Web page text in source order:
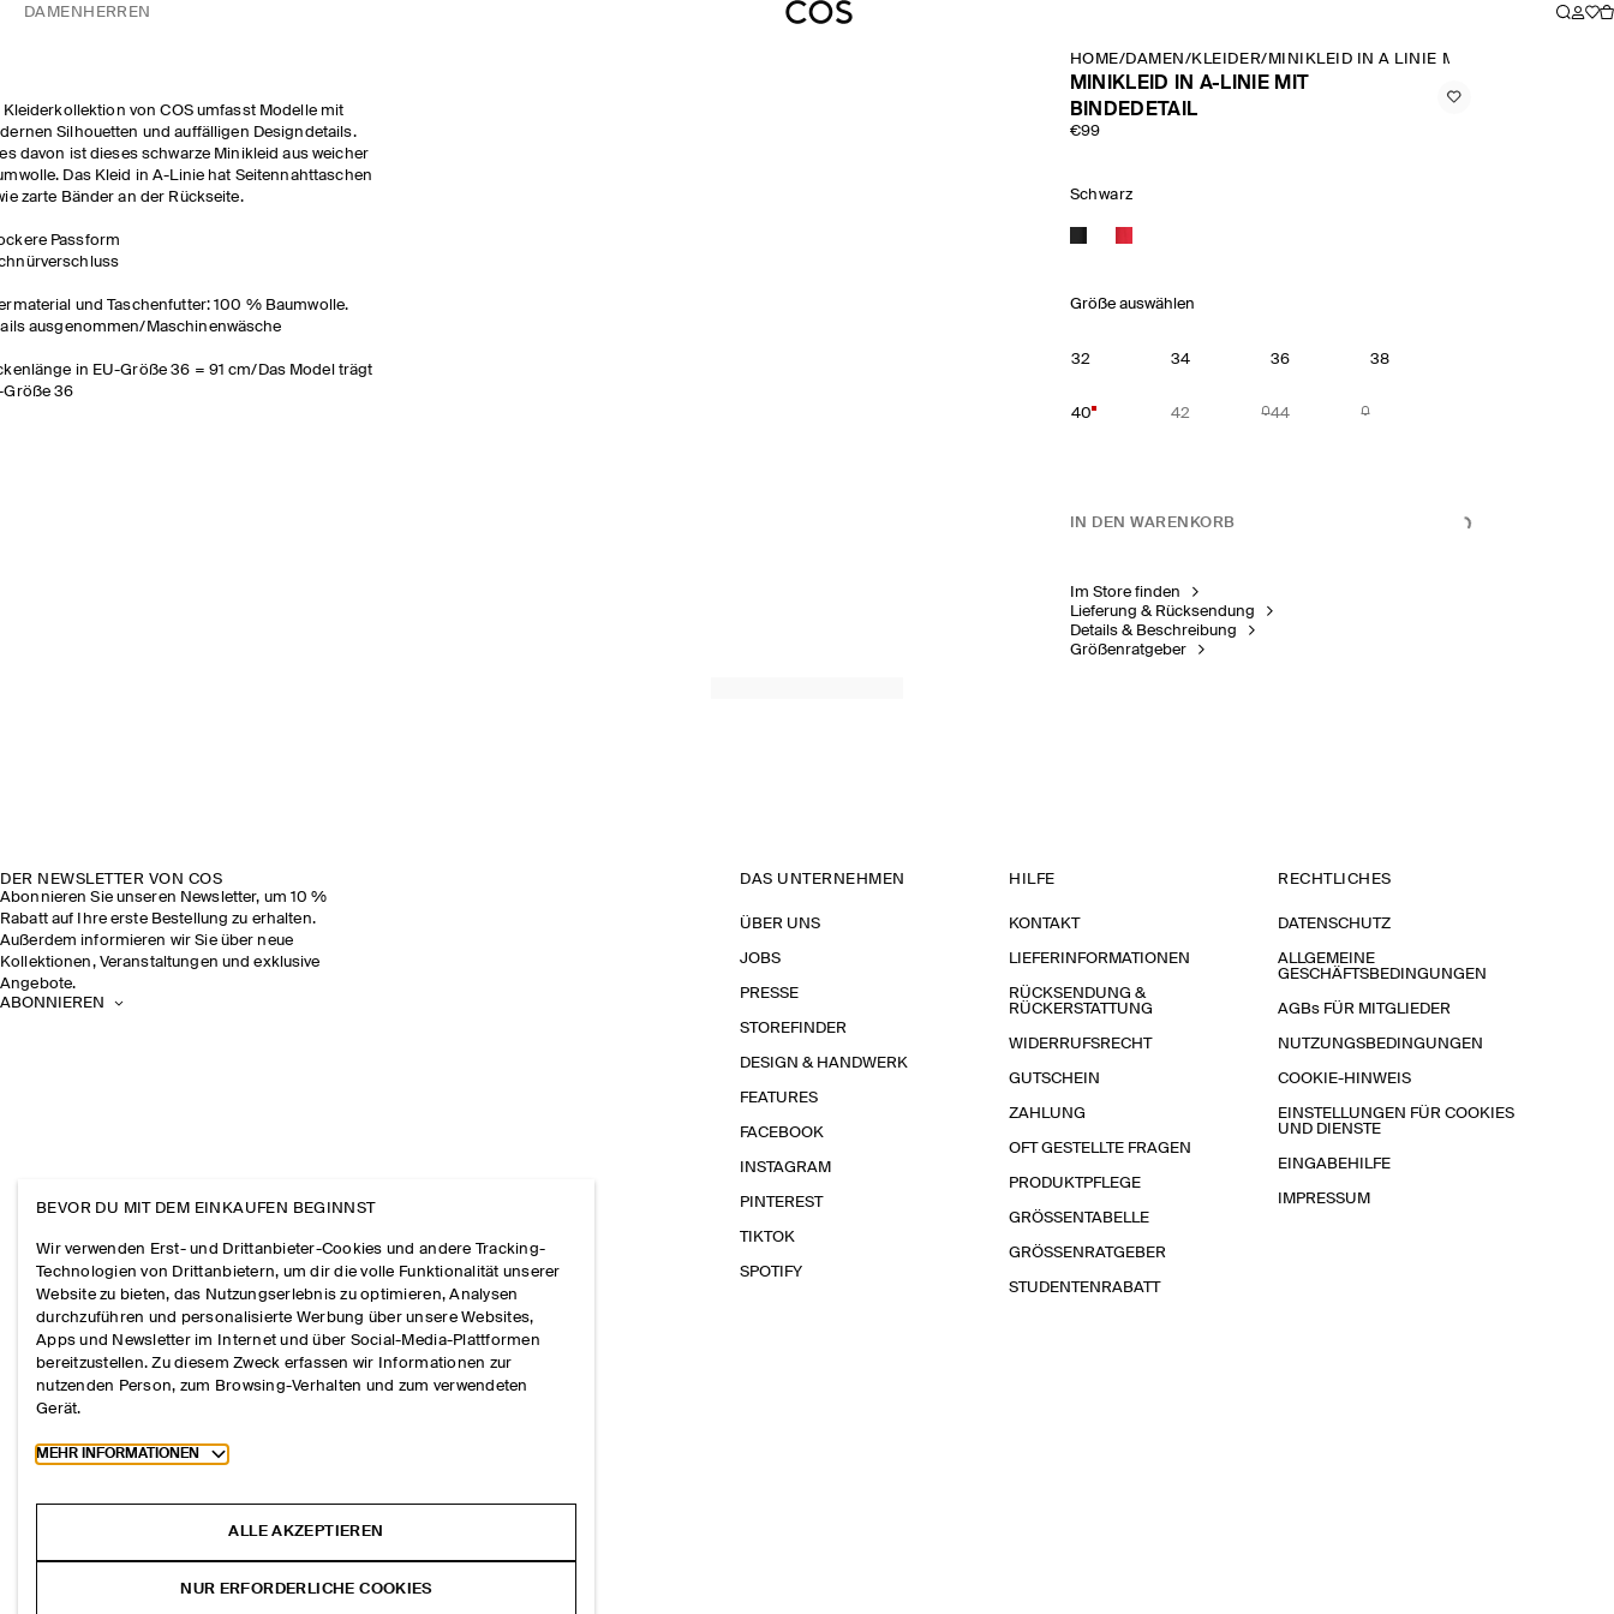
DAMEN HERREN
Kleiderkollektion von COS umfasst Modelle mit
Silhouetten und auffälligen Designdetails.
davon ist dieses schwarze Minikleid aus weicher
Das Kleid in A-Linie hat Seitennahttaschen
zarte Bänder an der Rückseite.
Passform
und Taschenfutter: 100 % Baumwolle.
ausgenommen/Maschinenwäsche
in EU-Größe 36 = 91 cm/Das Model trägt
Größe 36
HOME/DAMEN /KLEIDER/ MINIKLEID IN A LINIE MIT BINDEDETAIL
MINIKLEID IN A-LINIE MIT
BINDEDETAIL
€99
Schwarz
Größe auswählen
32 34 36 38
40 42 44
IN DEN WARENKORB
Im Store finden
Lieferung & Rücksendung
Details & Beschreibung
Größenratgeber
DER NEWSLETTER VON COS
Abonnieren Sie unseren Newsletter, um 10 %
Rabatt auf Ihre erste Bestellung zu erhalten.
Außerdem informieren wir Sie über neue
Kollektionen, Veranstaltungen und exklusive
Angebote.
ABONNIEREN
DAS UNTERNEHMEN
ÜBER UNS
JOBS
PRESSE
STOREFINDER
DESIGN & HANDWERK
FEATURES
FACEBOOK
INSTAGRAM
PINTEREST
TIKTOK
SPOTIFY
HILFE
KONTAKT
LIEFERINFORMATIONEN
RÜCKSENDUNG &
RÜCKERSTATTUNG
WIDERRUFSRECHT
GUTSCHEIN
ZAHLUNG
OFT GESTELLTE FRAGEN
PRODUKTPFLEGE
GRÖSSENTABELLE
GRÖSSENRATGEBER
STUDENTENRABATT
RECHTLICHES
DATENSCHUTZ
ALLGEMEINE
GESCHÄFTSBEDINGUNGEN
AGBs FÜR MITGLIEDER
NUTZUNGSBEDINGUNGEN
COOKIE-HINWEIS
EINSTELLUNGEN FÜR COOKIES
UND DIENSTE
EINGABEHILFE
IMPRESSUM
BEVOR DU MIT DEM EINKAUFEN BEGINNST
Wir verwenden Erst- und Drittanbieter-Cookies und andere Tracking-
Technologien von Drittanbietern, um dir die volle Funktionalität unserer
Website zu bieten, das Nutzungserlebnis zu optimieren, Analysen
durchzuführen und personalisierte Werbung über unsere Websites,
Apps und Newsletter im Internet und über Social-Media-Plattformen
bereitzustellen. Zu diesem Zweck erfassen wir Informationen zur
nutzenden Person, zum Browsing-Verhalten und zum verwendeten
Gerät.
Toggle more cookie information
MEHR INFORMATIONEN
ALLE AKZEPTIEREN
NUR ERFORDERLICHE COOKIES